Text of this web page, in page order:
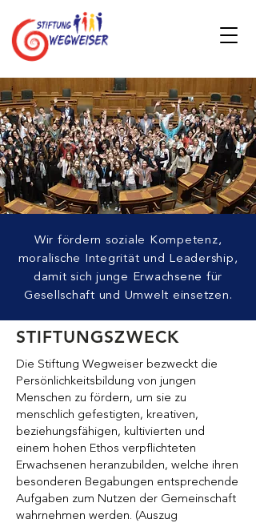
Wir fördern soziale Kompetenz,
moralische Integrität und Leadership,
damit sich junge Erwachsene für
Gesellschaft und Umwelt einsetzen.
STIFTUNGSZWECK
Die Stiftung Wegweiser bezweckt die
Persönlichkeitsbildung von jungen
Menschen zu fördern, um sie zu
menschlich gefestigten, kreativen,
beziehungsfähigen, kultivierten und
einem hohen Ethos verpflichteten
Erwachsenen heranzubilden, welche ihren
besonderen Begabungen entsprechende
Aufgaben zum Nutzen der Gemeinschaft
wahrnehmen werden. (Auszug